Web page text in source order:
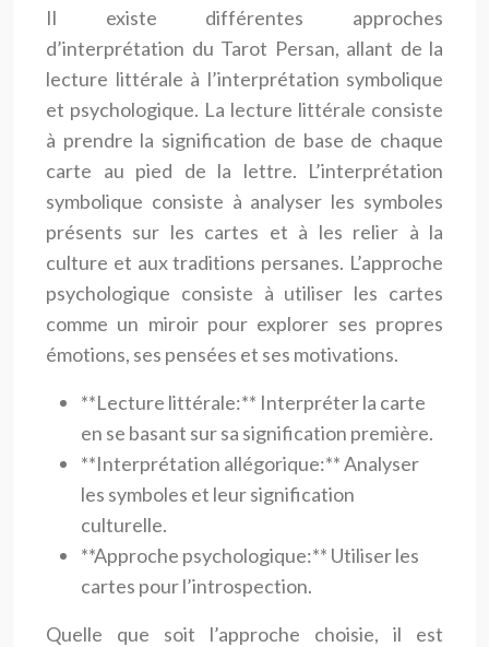
Il existe différentes approches
d’interprétation du Tarot Persan, allant de la
lecture littérale à l’interprétation symbolique
et psychologique. La lecture littérale consiste
à prendre la signification de base de chaque
carte au pied de la lettre. L’interprétation
symbolique consiste à analyser les symboles
présents sur les cartes et à les relier à la
culture et aux traditions persanes. L’approche
psychologique consiste à utiliser les cartes
comme un miroir pour explorer ses propres
émotions, ses pensées et ses motivations.
**Lecture littérale:** Interpréter la carte
en se basant sur sa signification première.
**Interprétation allégorique:** Analyser
les symboles et leur signification
culturelle.
**Approche psychologique:** Utiliser les
cartes pour l’introspection.
Quelle que soit l’approche choisie, il est